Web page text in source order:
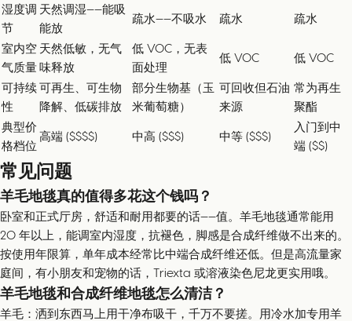
湿度调
节
天然调湿——能吸
能放
疏水——不吸水 疏水 疏水
室内空
气质量
天然低敏，无气
味释放
低 VOC，无表
面处理
低 VOC 低 VOC
可持续
性
可再生、可生物
降解、低碳排放
部分生物基（玉
米葡萄糖）
可回收但石油
来源
常为再生
聚酯
典型价
格档位
高端 ($$$$) 中高 ($$$) 中等 ($$$)
入门到中
端 ($$)
常见问题
羊毛地毯真的值得多花这个钱吗？
卧室和正式厅房，舒适和耐用都要的话——值。羊毛地毯通常能用
20 年以上，能调室内湿度，抗褪色，脚感是合成纤维做不出来的。
按使用年限算，单年成本经常比中端合成纤维还低。但是高流量家
庭间，有小朋友和宠物的话，Triexta 或溶液染色尼龙更实用哦。
羊毛地毯和合成纤维地毯怎么清洁？
羊毛：洒到东西马上用干净布吸干，千万不要搓。用冷水加专用羊